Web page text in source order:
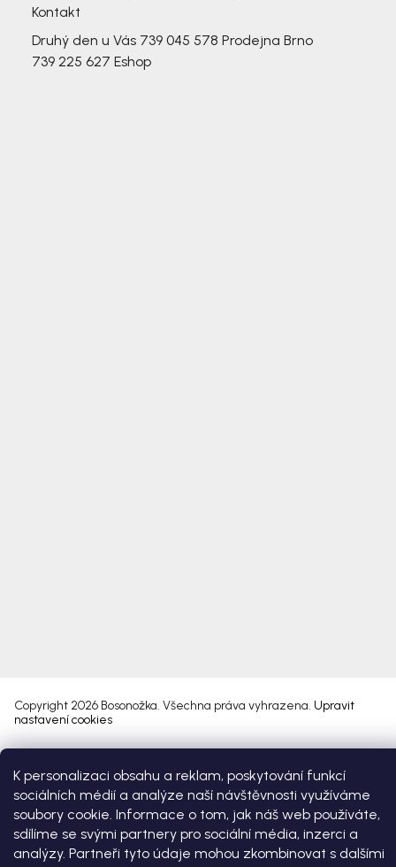
K personalizaci obsahu a reklam, poskytování funkcí
sociálních médií a analýze naší návštěvnosti využíváme
soubory cookie. Informace o tom, jak náš web používáte,
sdílíme se svými partnery pro sociální média, inzerci a
analýzy. Partneři tyto údaje mohou zkombinovat s dalšími
Kontakt
Druhý den u Vás 739 045 578 Prodejna Brno
739 225 627 Eshop
Copyright 2026 Bosonožka. Všechna práva vyhrazena. Upravit
nastavení cookies